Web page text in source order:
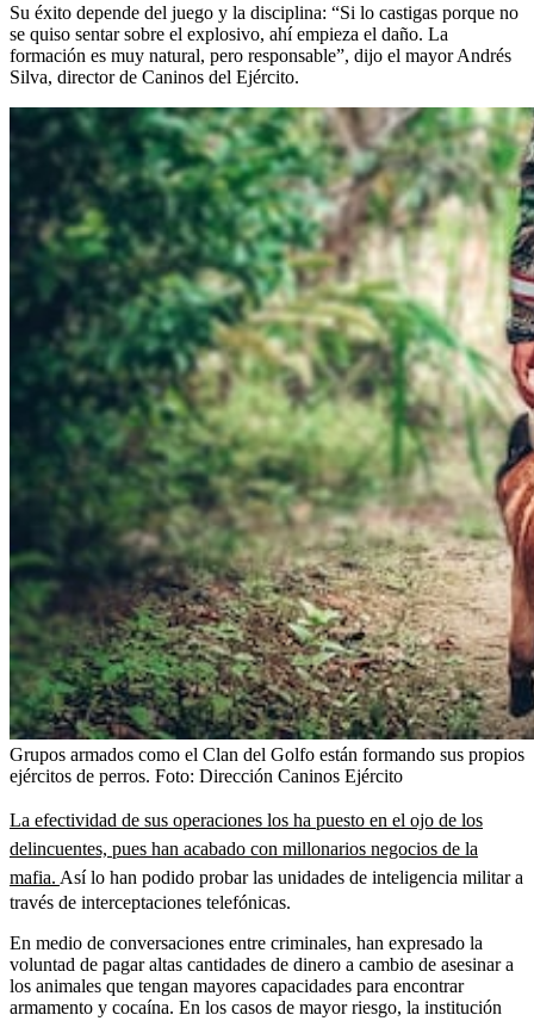
Su éxito depende del juego y la disciplina: “Si lo castigas porque no
se quiso sentar sobre el explosivo, ahí empieza el daño. La
formación es muy natural, pero responsable”, dijo el mayor Andrés
Silva, director de Caninos del Ejército.
Grupos armados como el Clan del Golfo están formando sus propios
ejércitos de perros. Foto: Dirección Caninos Ejército
La efectividad de sus operaciones los ha puesto en el ojo de los
delincuentes, pues han acabado con millonarios negocios de la
mafia. Así lo han podido probar las unidades de inteligencia militar a
través de interceptaciones telefónicas.
En medio de conversaciones entre criminales, han expresado la
voluntad de pagar altas cantidades de dinero a cambio de asesinar a
los animales que tengan mayores capacidades para encontrar
armamento y cocaína. En los casos de mayor riesgo, la institución